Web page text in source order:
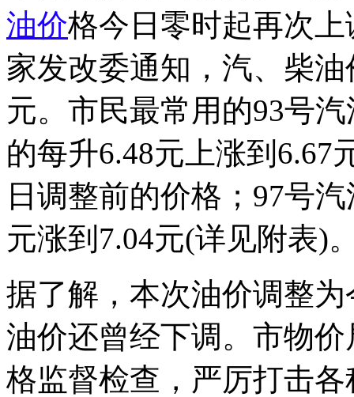
油价格今日零时起再次
家发改委通知，汽、柴
元。市民最常用的93号
的每升6.48元上涨到6.67
日调整前的价格；97号
元涨到7.04元(详见附表)
据了解，本次油价调整
油价还曾经下调。市物
格监督检查，严厉打击